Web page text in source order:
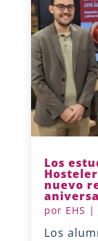
Los
nuevo
por EHS |
Los